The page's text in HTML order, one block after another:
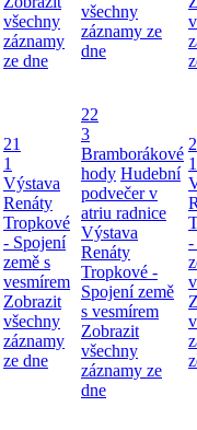
všechny
záznamy
ze dne
všechny
záznamy ze
dne
21
1
Výstava
Renáty
Tropkové
- Spojení
země s
vesmírem
Zobrazit
všechny
záznamy
ze dne
22
3
Bramborákové
hody Hudební
podvečer v
atriu radnice
Výstava
Renáty
Tropkové -
Spojení země
s vesmírem
Zobrazit
všechny
záznamy ze
dne
1
-